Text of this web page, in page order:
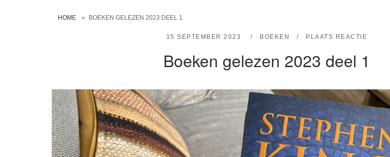
HOME » BOEKEN GELEZEN 2023 DEEL 1
15 SEPTEMBER 2023 BOEKEN PLAATS REACTIE
Boeken gelezen 2023 deel 1